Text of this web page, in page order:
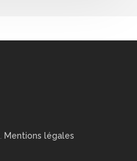
Mentions légales